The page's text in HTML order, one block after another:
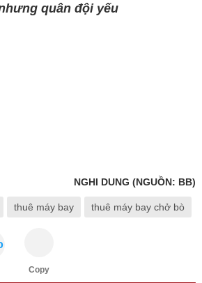
quân đội yếu
NGHI DUNG (NGUỒN: BB)
thuê máy bay thuê máy bay chở bò
Copy